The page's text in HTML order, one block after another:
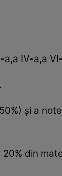
IV-a,a
şi a
din